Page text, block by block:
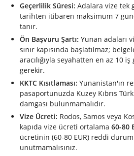
Geçerlilik Süresi: Adalara vize tek
tarihten itibaren maksimum 7
tanır.
Ön Başvuru Şartı: Yunan adaları
sınır kapısında başlatılmaz;
aracılığıyla seyahatten en az 10
gerekir.
KKTC Kısıtlaması: Yunanistan'ın
pasaportunuzda Kuzey Kıbrıs
damgası bulunmamalıdır.
Vize Ücreti: Rodos, Samos veya
kapıda vize ücreti ortalama 60-80
ücretinin (60-80 EUR) reddi
unutmamalısınız.